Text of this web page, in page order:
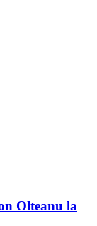
Olteanu la